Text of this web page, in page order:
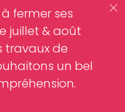
fermer ses
juillet & août
travaux de
un bel
c